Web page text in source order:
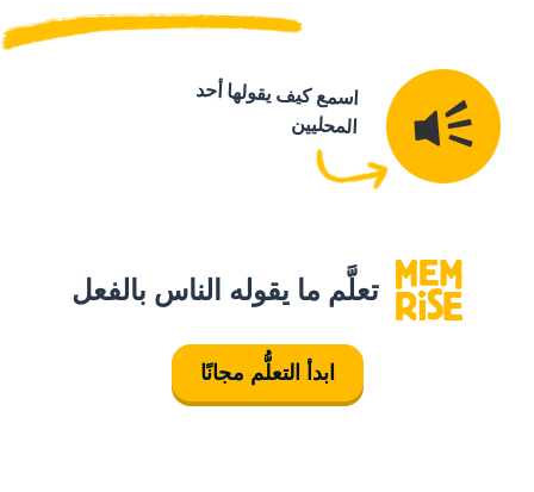
اسمع كيف يقولها أحد
المحليين
تعلَّم ما يقوله الناس بالفعل
ابدأ التعلُّم مجانًا